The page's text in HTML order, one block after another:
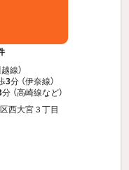
線）
3分 （伊奈線）
分 （高崎線など）
西大宮３丁目